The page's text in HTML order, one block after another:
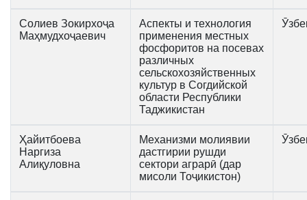
Солиев Зокирхоҷа
Маҳмудхоҷаевич
Аспекты и технология
применения местных
фосфоритов на посевах
различных
сельскохозяйственных
культур в Согдийской
области Республики
Таджикистан
Ҳайитбоева
Наргиза
Алиқуловна
Механизми молиявии
дастгирии рушди
сектори аграрӣ (дар
мисоли Тоҷикистон)